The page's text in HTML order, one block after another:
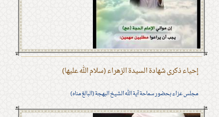
إحياء ذكرى شهادة السيدة الزهراء (سلام الله عليها)
مجلس عزاء بحضور سماحة آية الله الشيخ البهجة (البالغ مناه)